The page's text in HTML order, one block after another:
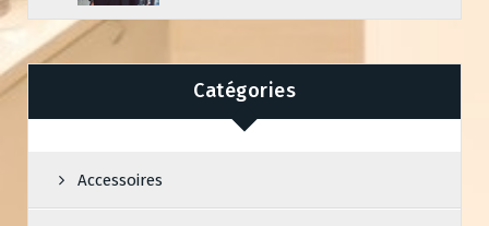
Catégories
Accessoires